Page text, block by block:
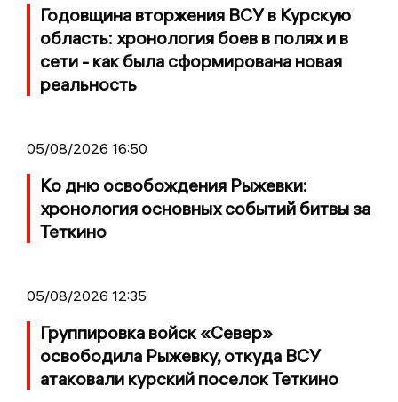
Годовщина вторжения ВСУ в Курскую
область: хронология боев в полях и в
сети - как была сформирована новая
реальность
05/08/2026 16:50
Ко дню освобождения Рыжевки:
хронология основных событий битвы за
Теткино
05/08/2026 12:35
Группировка войск «Север»
освободила Рыжевку, откуда ВСУ
атаковали курский поселок Теткино